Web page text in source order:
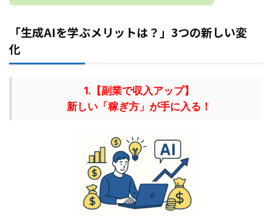
「生成AIを学ぶメリットは？」3つの新しい変
化
1.【副業で収入アップ】
新しい「稼ぎ方」が手に入る！